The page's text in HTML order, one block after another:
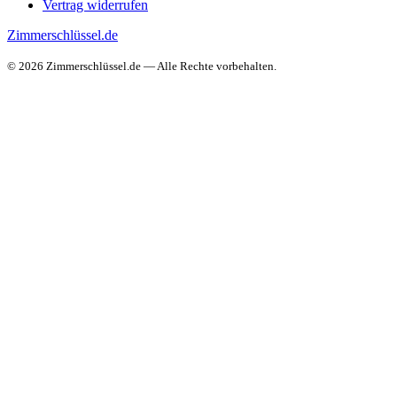
Vertrag widerrufen
Zimmerschlüssel.de
© 2026 Zimmerschlüssel.de — Alle Rechte vorbehalten.